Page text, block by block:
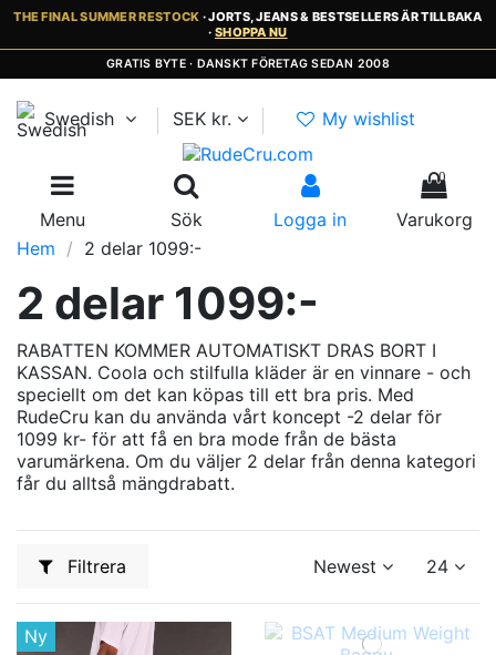
THE FINAL SUMMER RESTOCK · JORTS, JEANS & BESTSELLERS ÄR TILLBAKA
· SHOPPA NU
GRATIS BYTE · DANSKT FÖRETAG SEDAN 2008
Swedish SEK kr. My wishlist
Menu Sök Logga in
0
Varukorg
Hem
2 delar 1099:-
2 delar 1099:-
RABATTEN KOMMER AUTOMATISKT DRAS BORT I
KASSAN. Coola och stilfulla kläder är en vinnare - och
speciellt om det kan köpas till ett bra pris. Med
RudeCru kan du använda vårt koncept -2 delar för
1099 kr- för att få en bra mode från de bästa
varumärkena. Om du väljer 2 delar från denna kategori
får du alltså mängdrabatt.
Filtrera Newest 24
Ny